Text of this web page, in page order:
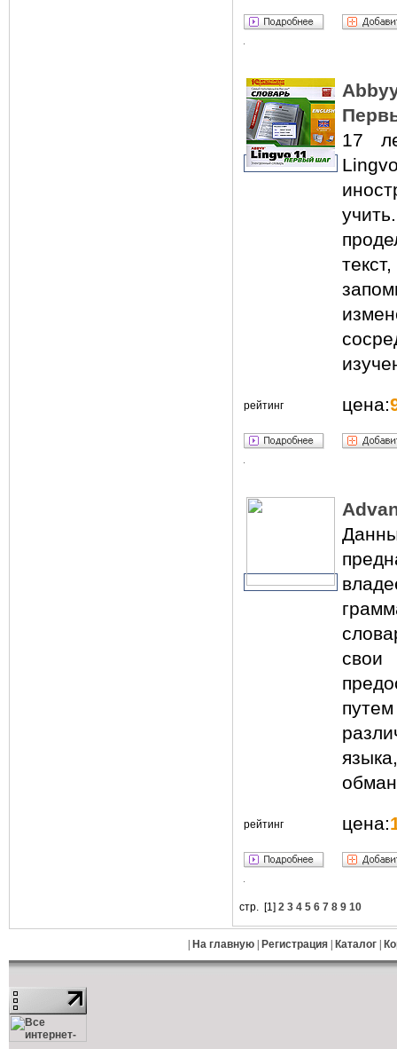
17
рейтинг цена:
рейтинг цена:
стр. [1] 2 3 4 5 6 7 8 9 10
На главную| Регистрация| Каталог|